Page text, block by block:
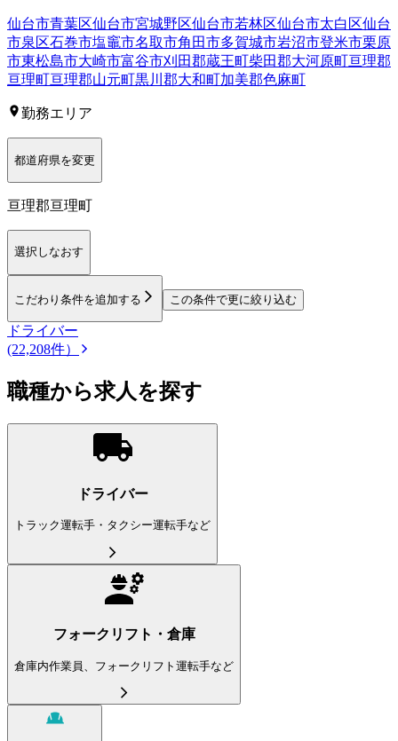
仙台市青葉区仙台市宮城野区仙台市若林区仙台市太白区仙台
市泉区石巻市塩竈市名取市角田市多賀城市岩沼市登米市栗原
市東松島市大崎市富谷市刈田郡蔵王町柴田郡大河原町亘理郡
亘理町亘理郡山元町黒川郡大和町加美郡色麻町
勤務エリア
都道府県を変更
亘理郡亘理町
選択しなおす
こだわり条件を追加する この条件で更に絞り込む
ドライバー
(22,208件）
職種から求人を探す
ドライバー
トラック運転手・タクシー運転手など
フォークリフト・倉庫
倉庫内作業員、フォークリフト運転手など